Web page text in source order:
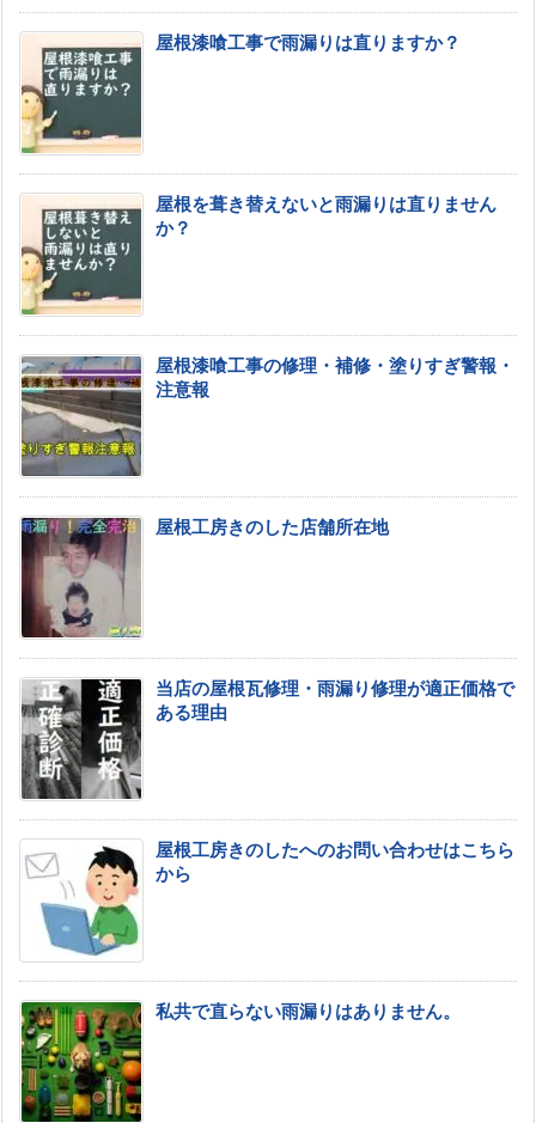
屋根漆喰工事で雨漏りは直りますか？
屋根を葺き替えないと雨漏りは直りません
か？
屋根漆喰工事の修理・補修・塗りすぎ警報・
注意報
屋根工房きのした店舗所在地
当店の屋根瓦修理・雨漏り修理が適正価格で
ある理由
屋根工房きのしたへのお問い合わせはこちら
から
私共で直らない雨漏りはありません。